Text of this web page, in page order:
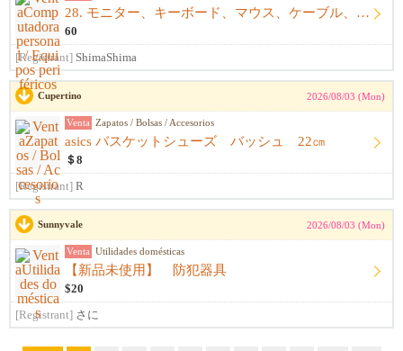
28. モニター、キーボード、マウス、ケーブル、アームレスト一式
60
[Registrant] ShimaShima
Cupertino 2026/08/03 (Mon)
Venta Zapatos / Bolsas / Accesorios
asics バスケットシューズ バッシュ 22㎝
＄8
[Registrant] R
Sunnyvale 2026/08/03 (Mon)
Venta Utilidades domésticas
【新品未使用】 防犯器具
$20
[Registrant] さに